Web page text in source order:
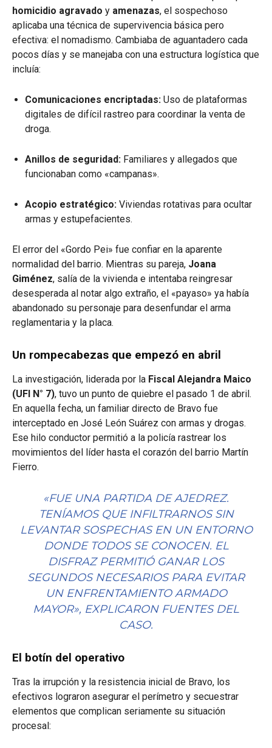
homicidio agravado y amenazas, el sospechoso
aplicaba una técnica de supervivencia básica pero
efectiva: el nomadismo. Cambiaba de aguantadero cada
pocos días y se manejaba con una estructura logística que
incluía:
Comunicaciones encriptadas: Uso de plataformas
digitales de difícil rastreo para coordinar la venta de
droga.
Anillos de seguridad: Familiares y allegados que
funcionaban como «campanas».
Acopio estratégico: Viviendas rotativas para ocultar
armas y estupefacientes.
El error del «Gordo Pei» fue confiar en la aparente
normalidad del barrio. Mientras su pareja, Joana
Giménez, salía de la vivienda e intentaba reingresar
desesperada al notar algo extraño, el «payaso» ya había
abandonado su personaje para desenfundar el arma
reglamentaria y la placa.
Un rompecabezas que empezó en abril
La investigación, liderada por la Fiscal Alejandra Maico
(UFI N° 7), tuvo un punto de quiebre el pasado 1 de abril.
En aquella fecha, un familiar directo de Bravo fue
interceptado en José León Suárez con armas y drogas.
Ese hilo conductor permitió a la policía rastrear los
movimientos del líder hasta el corazón del barrio Martín
Fierro.
«FUE UNA PARTIDA DE AJEDREZ.
TENÍAMOS QUE INFILTRARNOS SIN
LEVANTAR SOSPECHAS EN UN ENTORNO
DONDE TODOS SE CONOCEN. EL
DISFRAZ PERMITIÓ GANAR LOS
SEGUNDOS NECESARIOS PARA EVITAR
UN ENFRENTAMIENTO ARMADO
MAYOR», EXPLICARON FUENTES DEL
CASO.
El botín del operativo
Tras la irrupción y la resistencia inicial de Bravo, los
efectivos lograron asegurar el perímetro y secuestrar
elementos que complican seriamente su situación
procesal: